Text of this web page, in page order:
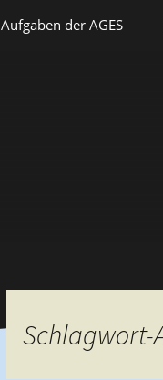
Aufgaben der AGES
Hommage
Schlagwort-